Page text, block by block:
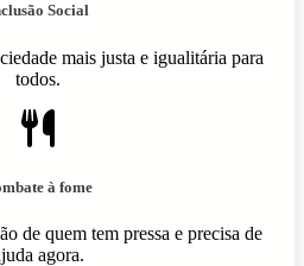
Social
mais justa e igualitária para
todos.
à fome
de quem tem pressa e precisa de
agora.